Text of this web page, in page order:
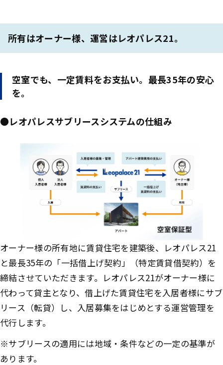
所有はオーナー様、運営はレオパレス21。
空室でも、一定賃料をお支払い。最長35年の安心
を。
●レオパレスサブリースシステムの仕組み
オーナー様の所有地に賃貸住宅を建築後、レオパレス21
と最長35年の「一括借上げ契約」（特定賃貸借契約）を
締結させていただきます。レオパレス21がオーナー様に
代わって貸主となり、借上げた賃貸住宅を入居者様にサブ
リース（転貸）し、入居募集をはじめとする運営管理を
代行します。
※サブリースの適用には地域・条件などの一定の基準が
あります。